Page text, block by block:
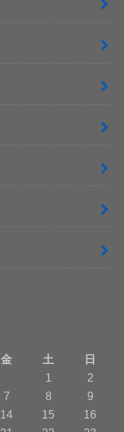
金 土
日
1
2
7 8
9
14 15
16